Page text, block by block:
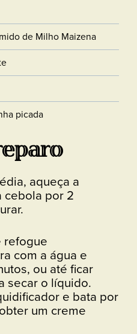
de Milho Maizena
picada
aqueça a
cebola por 2
refogue
com a água e
ou até ficar
secar o líquido.
e bata por
um creme